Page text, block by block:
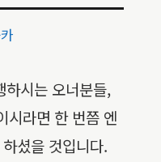
시는 오너분들,
시라면 한 번쯤 엔
셨을 것입니다.